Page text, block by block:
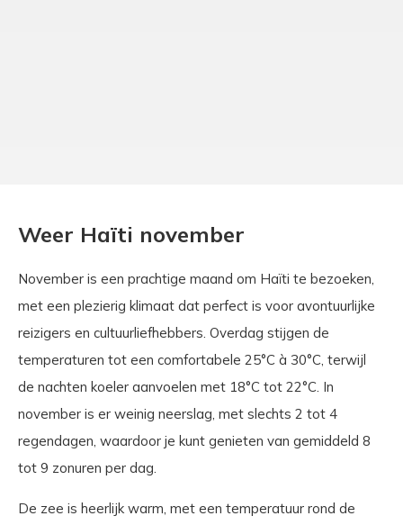
Weer Haïti november
November is een prachtige maand om Haïti te bezoeken,
met een plezierig klimaat dat perfect is voor avontuurlijke
reizigers en cultuurliefhebbers. Overdag stijgen de
temperaturen tot een comfortabele 25°C à 30°C, terwijl
de nachten koeler aanvoelen met 18°C tot 22°C. In
november is er weinig neerslag, met slechts 2 tot 4
regendagen, waardoor je kunt genieten van gemiddeld 8
tot 9 zonuren per dag.
De zee is heerlijk warm, met een temperatuur rond de